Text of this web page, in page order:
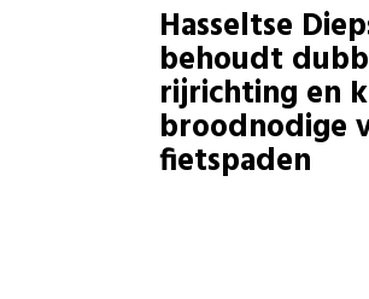
Hasseltse
behoudt
rijrichting en
broodnodige
fietspaden